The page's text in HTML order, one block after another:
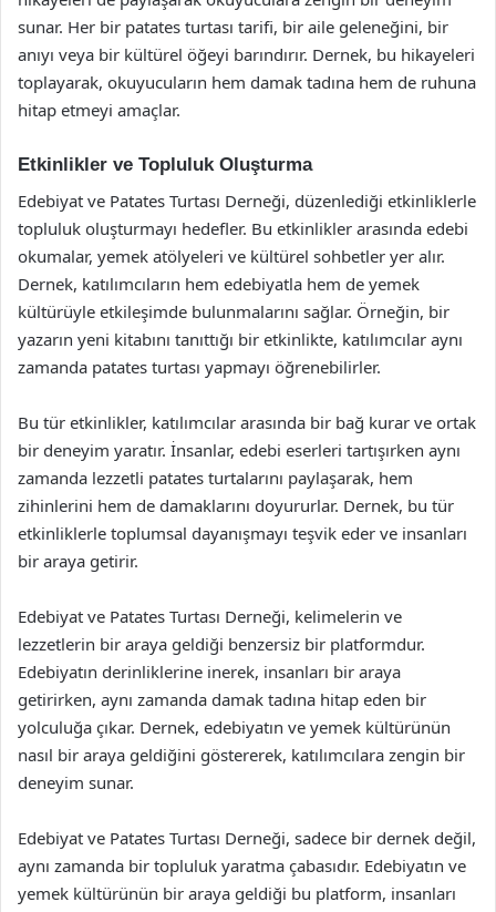
sunar. Her bir patates turtası tarifi, bir aile geleneğini, bir
anıyı veya bir kültürel öğeyi barındırır. Dernek, bu hikayeleri
toplayarak, okuyucuların hem damak tadına hem de ruhuna
hitap etmeyi amaçlar.
Etkinlikler ve Topluluk Oluşturma
Edebiyat ve Patates Turtası Derneği, düzenlediği etkinliklerle
topluluk oluşturmayı hedefler. Bu etkinlikler arasında edebi
okumalar, yemek atölyeleri ve kültürel sohbetler yer alır.
Dernek, katılımcıların hem edebiyatla hem de yemek
kültürüyle etkileşimde bulunmalarını sağlar. Örneğin, bir
yazarın yeni kitabını tanıttığı bir etkinlikte, katılımcılar aynı
zamanda patates turtası yapmayı öğrenebilirler.
Bu tür etkinlikler, katılımcılar arasında bir bağ kurar ve ortak
bir deneyim yaratır. İnsanlar, edebi eserleri tartışırken aynı
zamanda lezzetli patates turtalarını paylaşarak, hem
zihinlerini hem de damaklarını doyururlar. Dernek, bu tür
etkinliklerle toplumsal dayanışmayı teşvik eder ve insanları
bir araya getirir.
Edebiyat ve Patates Turtası Derneği, kelimelerin ve
lezzetlerin bir araya geldiği benzersiz bir platformdur.
Edebiyatın derinliklerine inerek, insanları bir araya
getirirken, aynı zamanda damak tadına hitap eden bir
yolculuğa çıkar. Dernek, edebiyatın ve yemek kültürünün
nasıl bir araya geldiğini göstererek, katılımcılara zengin bir
deneyim sunar.
Edebiyat ve Patates Turtası Derneği, sadece bir dernek değil,
aynı zamanda bir topluluk yaratma çabasıdır. Edebiyatın ve
yemek kültürünün bir araya geldiği bu platform, insanları